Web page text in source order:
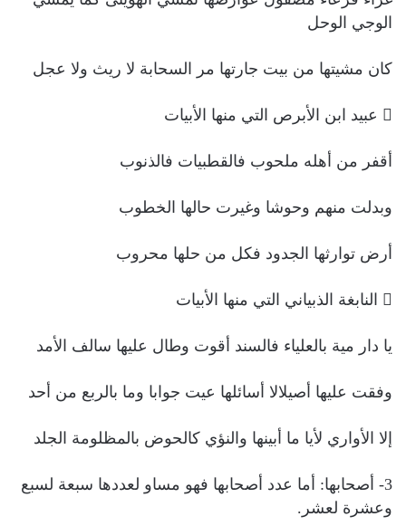
الوجي الوحل
كان مشيتها من بيت جارتها مر السحابة لا ريث ولا عجل
 عبيد ابن الأبرص التي منها الأبيات
أقفر من أهله ملحوب فالقطبيات فالذنوب
وبدلت منهم وحوشا وغيرت حالها الخطوب
أرض توارثها الجدود فكل من حلها محروب
 النابغة الذبياني التي منها الأبيات
يا دار مية بالعلياء فالسند أقوت وطال عليها سالف الأمد
وفقت عليها أصيلالا أسائلها عيت جوابا وما بالربع من أحد
إلا الأواري لأيا ما أبينها والنؤي كالحوض بالمظلومة الجلد
3- أصحابها: أما عدد أصحابها فهو مساو لعددها سبعة لسبع
وعشرة لعشر.